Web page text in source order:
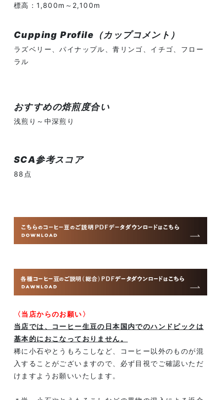
標高：1,800m～2,100m
Cupping Profile（カップコメント）
ラズベリー、パイナップル、青リンゴ、イチゴ、フロー
ラル
おすすめの焙煎度合い
浅煎り～中深煎り
SCA参考スコア
88点
〈当店からのお願い〉
当店では、コーヒー生豆の日本国内でのハンドピックは
基本的におこなっておりません。
稀に小石やとうもろこしなど、コーヒー以外のものが混
入することがございますので、必ず目視でご確認いただ
けますようお願いいたします。